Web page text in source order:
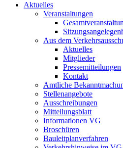
Aktuelles
Veranstaltungen
Aus dem
Aktuelles
Mitglieder
Pressemitteilungen
Kontakt
Amtliche
Stellenangebote
Ausschreibungen
Mitteilungsblatt
Informationen VG
Broschüren
Bauleitplanverfahren